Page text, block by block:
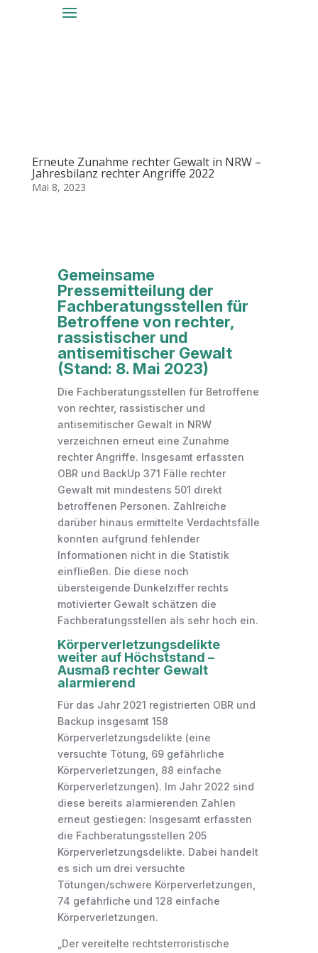
Erneute Zunahme rechter Gewalt in NRW –
Jahresbilanz rechter Angriffe 2022
Mai 8, 2023
Gemeinsame
Pressemitteilung der
Fachberatungsstellen für
Betroffene von rechter,
rassistischer und
antisemitischer Gewalt
(Stand: 8. Mai 2023)
Die Fachberatungsstellen für Betroffene
von rechter, rassistischer und
antisemitischer Gewalt in NRW
verzeichnen erneut eine Zunahme
rechter Angriffe. Insgesamt erfassten
OBR und BackUp 371 Fälle rechter
Gewalt mit mindestens 501 direkt
betroffenen Personen. Zahlreiche
darüber hinaus ermittelte Verdachtsfälle
konnten aufgrund fehlender
Informationen nicht in die Statistik
einfließen. Die diese noch
übersteigende Dunkelziffer rechts
motivierter Gewalt schätzen die
Fachberatungsstellen als sehr hoch ein.
Körperverletzungsdelikte
weiter auf Höchststand –
Ausmaß rechter Gewalt
alarmierend
Für das Jahr 2021 registrierten OBR und
Backup insgesamt 158
Körperverletzungsdelikte (eine
versuchte Tötung, 69 gefährliche
Körperverletzungen, 88 einfache
Körperverletzungen). Im Jahr 2022 sind
diese bereits alarmierenden Zahlen
erneut gestiegen: Insgesamt erfassten
die Fachberatungsstellen 205
Körperverletzungsdelikte. Dabei handelt
es sich um drei versuchte
Tötungen/schwere Körperverletzungen,
74 gefährliche und 128 einfache
Körperverletzungen.
„Der vereitelte rechtsterroristische